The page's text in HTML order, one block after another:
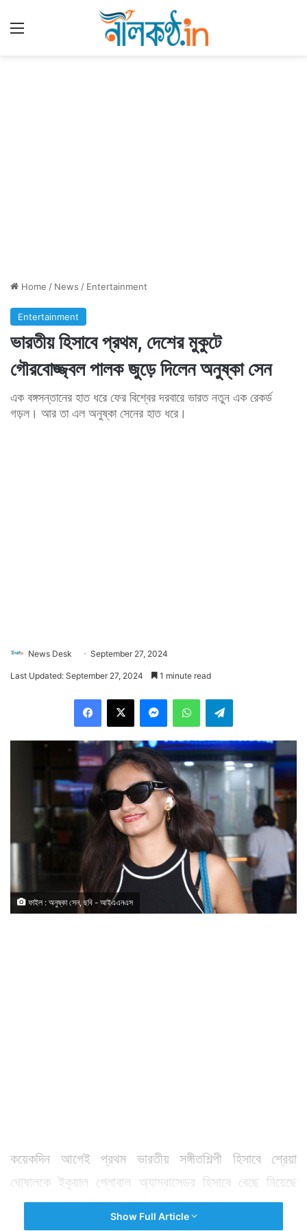
Home / News / Entertainment
Entertainment
ভারতীয় হিসাবে প্রথম, দেশের মুকুটে
গৌরবোজ্জ্বল পালক জুড়ে দিলেন অনুষ্কা সেন
এক বঙ্গসন্তানের হাত ধরে ফের বিশ্বের দরবারে ভারত নতুন এক রেকর্ড
গড়ল। আর তা এল অনুষ্কা সেনের হাত ধরে।
News Desk September 27, 2024
Last Updated: September 27, 2024 1 minute read
ফাইল : অনুষ্কা সেন, ছবি - আইএএনএস
কয়েকদিন আগেই প্রথম ভারতীয় সঙ্গীতশিল্পী হিসাবে শ্রেয়া
ঘোষালকে ইকুয়াল গ্লোবাল অ্যাম্বাসেডর হিসাবে বেছে নিয়েছে
বিশ্বখ্যাত অডিও স্ট্রিমিং পোর্টাল স্পটিফাই। সেই সম্মান অর্জনের
Show Full Article